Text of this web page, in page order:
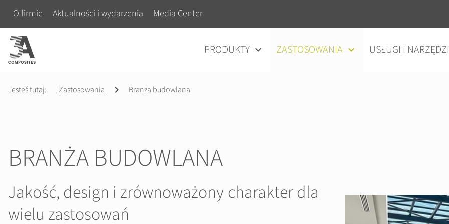
Pomiń nawigacje
O firmie Aktualności i wydarzenia Media Center
PRODUKTY ZASTOSOWANIA USŁUGI I
wyszukiwane
Jesteś tutaj: Zastosowania Branża budowlana
BRANŻA BUDOWLANA
Jakość, design i zrównoważony charakter dla
wielu zastosowań